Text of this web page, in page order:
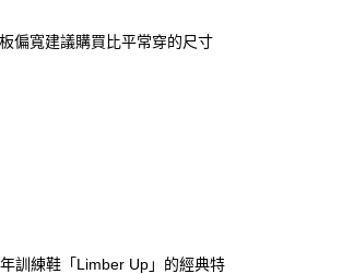
)免運費
偏寬建議購買比平常穿的尺寸
訓練鞋「Limber Up」的經典特